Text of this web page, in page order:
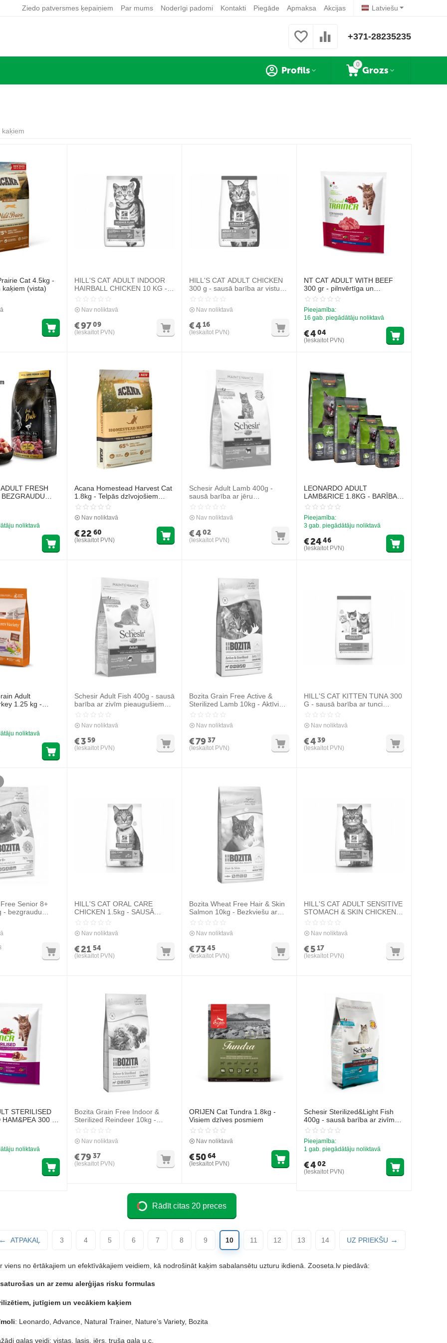
Latviešu
Ziedo patversmes ķepaiņiem Par mums Noderīgi padomi Kontakti Piegāde Apmaksa Akcijas
+371-28235235
0
Grozs
Profils
viens no ērtākajiem un efektīvākajiem veidiem, kā nodrošināt kaķim sabalansētu uzturu ikdienā. Zooseta.lv piedāvā:
un ar zemu alerģijas risku formulas
jutīgiem un vecākiem kaķiem
: Leonardo, Advance, Natural Trainer, Nature’s Variety, Bozita
gaļas veidi: vistas, lasis, jērs, truša gaļa u.c.
Cat 4.5kg -
kaķiem (vista)
HILL'S CAT ADULT INDOOR
HAIRBALL CHICKEN 10 KG -
ISTABAS KAĶIEM
Nav noliktavā
€9709
(Ieskaitot PVN)
HILL'S CAT ADULT CHICKEN
300 g - sausā barība ar vistu
Nav noliktavā
€416
(Ieskaitot PVN)
NT CAT ADULT WITH BEEF
300 gr - pilnvērtīga un
sabalansēta barība
pieaugušiem kaķiem no 1 gada
vecuma, ar liellopu gaļu
Pieejamība:
16 gab. piegādātāju noliktavā
€404
(Ieskaitot PVN)
FRESH
KAĶIEM AR
noliktavā
Acana Homestead Harvest Cat
1.8kg - Telpās dzīvojošiem
kaķiem ar vistu un tītaru
Nav noliktavā
€22 60
(Ieskaitot PVN)
Schesir Adult Lamb 400g -
sausā barība ar jēru
Nav noliktavā
€402
(Ieskaitot PVN)
LEONARDO ADULT
LAMB&RICE 1.8KG - BARĪBA
KAĶIEM AR JĒRA GAĻU UN
RISIEM
Pieejamība:
3 gab. piegādātāju noliktavā
€2446
(Ieskaitot PVN)
Adult
1.25 kg -
barība
gaļu
noliktavā
Schesir Adult Fish 400g - sausā
barība ar zivīm pieaugušiem
Nav noliktavā
€359
(Ieskaitot PVN)
Bozita Grain Free Active &
Sterilized Lamb 10kg - Aktīviem
Nav noliktavā
€7937
(Ieskaitot PVN)
HILL'S CAT KITTEN TUNA 300
G - sausā barība ar tunci
Nav noliktavā
€439
(Ieskaitot PVN)
Senior 8+
- bezgraudu
HILL'S CAT ORAL CARE
CHICKEN 1.5kg - SAUSĀ
Nav noliktavā
€2154
(Ieskaitot PVN)
Bozita Wheat Free Hair & Skin
Salmon 10kg - Bezkviešu ar
Nav noliktavā
€7345
(Ieskaitot PVN)
HILL'S CAT ADULT SENSITIVE
STOMACH & SKIN CHICKEN
JUTĪGIEM KAĶIEM
Nav noliktavā
€517
(Ieskaitot PVN)
STERILISED
300 gr
sabalansēta
no 1 gada
noliktavā
Bozita Grain Free Indoor &
Sterilized Reindeer 10kg -
Nav noliktavā
€7937
(Ieskaitot PVN)
ORIJEN Cat Tundra 1.8kg -
Visiem dzīves posmiem
Nav noliktavā
€5064
(Ieskaitot PVN)
Schesir Sterilized&Light Fish
400g - sausā barība ar zivīm
sterilizētiem kaķiem un kaķiem
ar lieko svaru
Pieejamība:
1 gab. piegādātāju noliktavā
€402
(Ieskaitot PVN)
Rādīt citas 20 preces
ATPAKAĻ 3 4 5 6 7 8 9 10 11 12 13 14 UZ PRIEKŠU